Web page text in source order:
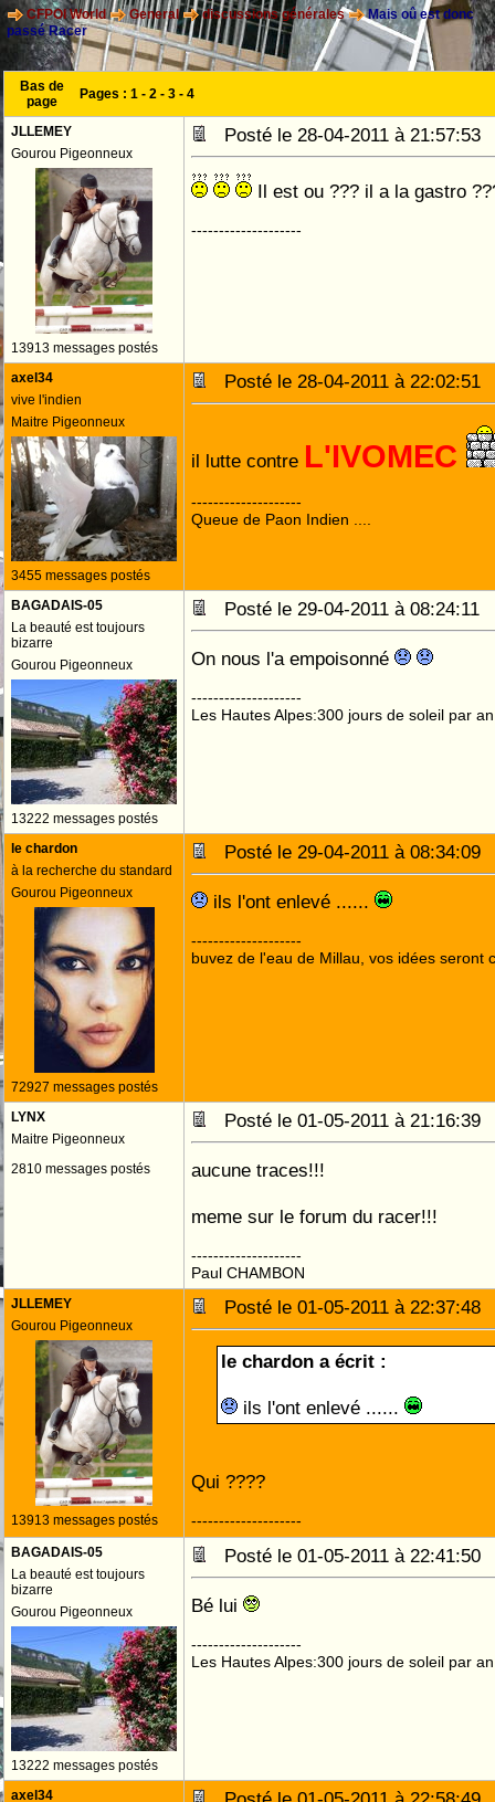
CFPOI World General discussions générales
Mais oû est donc
passé Racer
Bas de
page
Pages : 1 - 2 - 3 - 4
JLLEMEY
Gourou Pigeonneux
13913 messages postés
Posté le 28-04-2011 à
Il est ou ??? il a la gastro
--------------------
axel34
vive l'indien
Maitre Pigeonneux
3455 messages postés
Posté le 28-04-2011 à
il lutte contre L'IVOMEC
--------------------
Queue de Paon Indien ....
BAGADAIS-05
La beauté est toujours
bizarre
Gourou Pigeonneux
13222 messages postés
Posté le 29-04-2011 à 08:24:11
On nous l'a empoisonné
--------------------
Les Hautes Alpes:300 jours de soleil par an
le chardon
à la recherche du standard
Gourou Pigeonneux
72927 messages postés
Posté le 29-04-2011 à
ils l'ont enlevé ......
--------------------
buvez de l'eau de Millau, vos idées seront
LYNX
Maitre Pigeonneux
2810 messages postés
Posté le 01-05-2011 à
aucune traces!!!
meme sur le forum du racer!!!
--------------------
Paul CHAMBON
JLLEMEY
Gourou Pigeonneux
13913 messages postés
Posté le 01-05-2011 à
le chardon a écrit :
ils l'ont enlevé ......
Qui ????
--------------------
BAGADAIS-05
La beauté est toujours
bizarre
Gourou Pigeonneux
13222 messages postés
Posté le 01-05-2011 à
Bé lui
--------------------
Les Hautes Alpes:300 jours de soleil par an
axel34